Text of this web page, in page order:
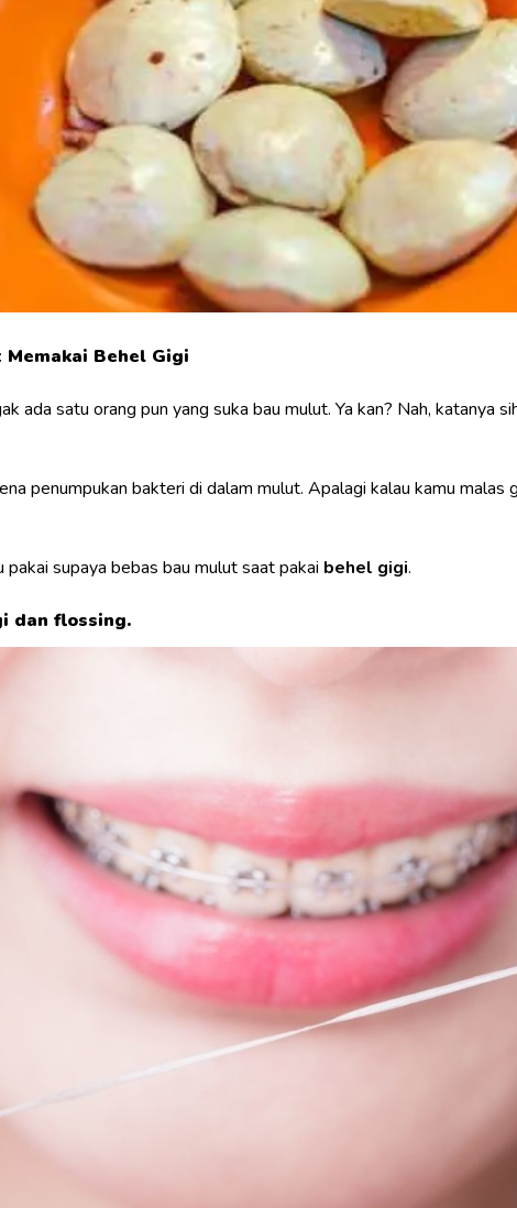
Behel Gigi
ada satu orang pun yang suka bau mulut. Ya kan? Nah, katanya
penumpukan bakteri di dalam mulut. Apalagi kalau kamu malas
supaya bebas bau mulut saat pakai behel gigi.
dan flossing.